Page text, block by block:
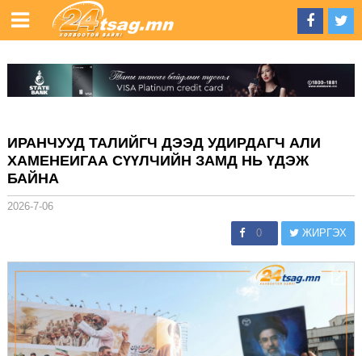
ИРАНЧУУД ТАЛИЙГЧ ДЭЭД УДИРДАГЧ АЛИ
ХАМЕНЕИГАА СҮҮЛЧИЙН ЗАМД НЬ ҮДЭЖ
БАЙНА
2026-7-06
0 ЖИРГЭХ